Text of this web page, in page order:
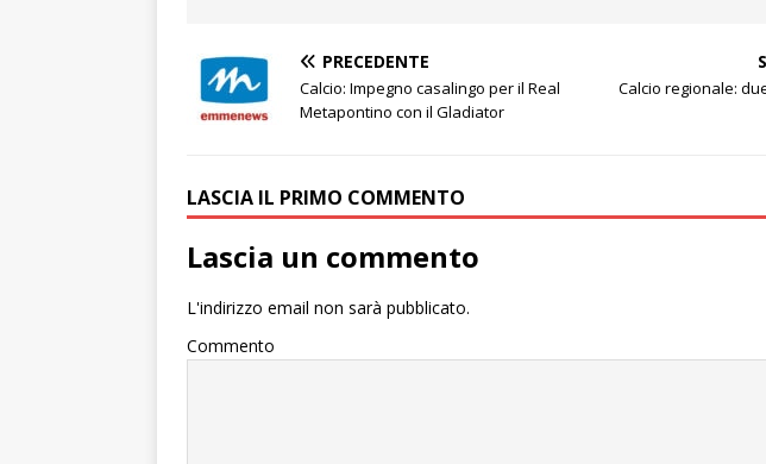
PRECEDENTE
Calcio: Impegno casalingo per il Real
Metapontino con il Gladiator
Calcio regionale:
LASCIA IL PRIMO COMMENTO
Lascia un commento
L'indirizzo email non sarà pubblicato.
Commento